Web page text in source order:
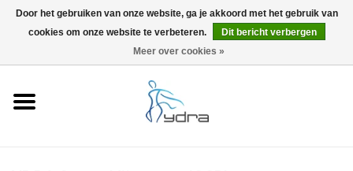
0 Artikelen - €0,00
Door het gebruiken van onze website, ga je akkoord met het gebruik van
cookies om onze website te verbeteren.
Dit bericht verbergen
Meer over cookies »